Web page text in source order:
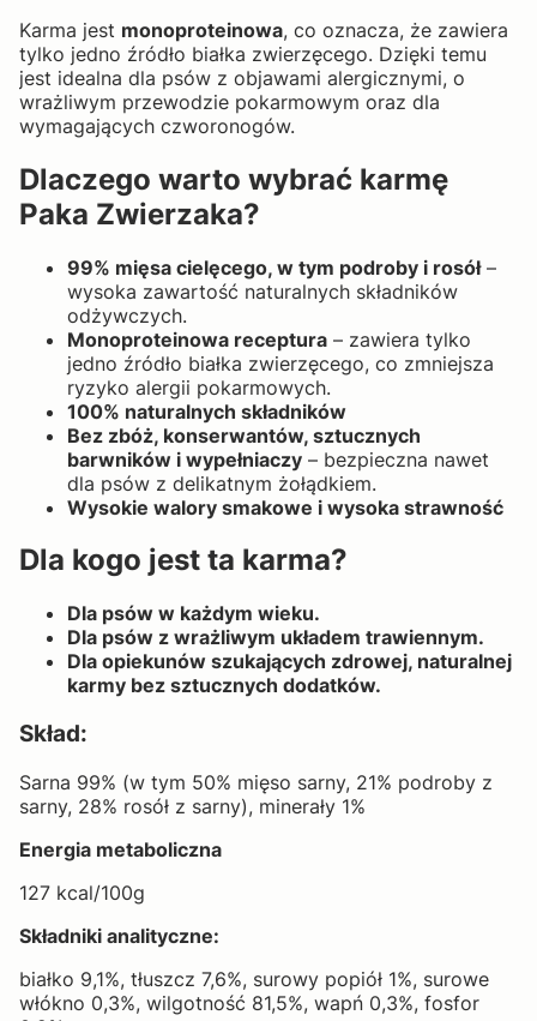
Karma jest monoproteinowa, co oznacza, że zawiera
tylko jedno źródło białka zwierzęcego. Dzięki temu
jest idealna dla psów z objawami alergicznymi, o
wrażliwym przewodzie pokarmowym oraz dla
wymagających czworonogów.
Dlaczego warto wybrać karmę
Paka Zwierzaka?
99% mięsa cielęcego, w tym podroby i rosół–
wysoka zawartość naturalnych składników
odżywczych.
Monoproteinowa receptura – zawiera tylko
jedno źródło białka zwierzęcego, co zmniejsza
ryzyko alergii pokarmowych.
100% naturalnych składników
Bez zbóż, konserwantów, sztucznych
barwników i wypełniaczy – bezpieczna nawet
dla psów z delikatnym żołądkiem.
Wysokie walory smakowe i wysoka strawność
Dla kogo jest ta karma?
Dla psów w każdym wieku.
Dla psów z wrażliwym układem trawiennym.
Dla opiekunów szukających zdrowej, naturalnej
karmy bez sztucznych dodatków.
Skład:
Sarna 99% (w tym 50% mięso sarny, 21% podroby z
sarny, 28% rosół z sarny), minerały 1%
Energia metaboliczna
127 kcal/100g
Składniki analityczne:
białko 9,1%, tłuszcz 7,6%, surowy popiół 1%, surowe
włókno 0,3%, wilgotność 81,5%, wapń 0,3%, fosfor